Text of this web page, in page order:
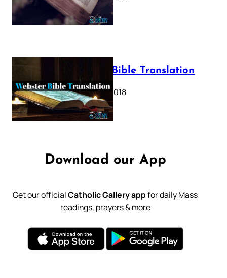
Webster Bible Translation
October 11, 2018
Download our App
Get our officialCatholic Gallery appfor daily Mass
readings, prayers & more